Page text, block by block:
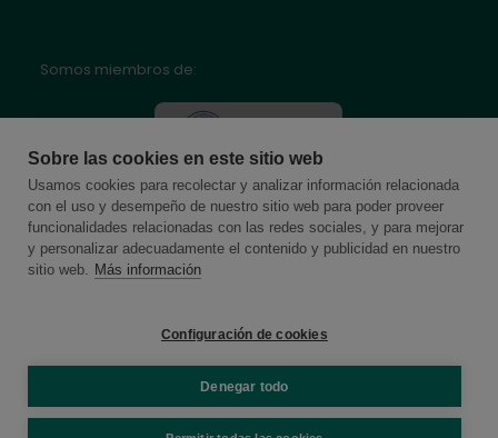
Somos miembros de:
© 2026 Online School by Cambridge House. All rights reserved
Sobre las cookies en este sitio web
Usamos cookies para recolectar y analizar información relacionada
con el uso y desempeño de nuestro sitio web para poder proveer
funcionalidades relacionadas con las redes sociales, y para mejorar
y personalizar adecuadamente el contenido y publicidad en nuestro
sitio web. Más información
Configuración de cookies
Denegar todo